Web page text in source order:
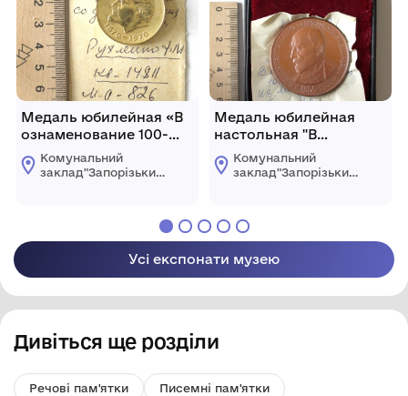
Медаль юбилейная «В
ознаменование 100-
летия со дня рождения
В.И. Ленина»
Комунальний
заклад"Запорізький
Медаль юбилейная
настольная "В
ознаменование 100-
летия со дня рождения
Комунальний
заклад"Запорізький
ради
Усі експонати музею
Дивіться ще розділи
Речові пам'ятки Писемні пам'ятки